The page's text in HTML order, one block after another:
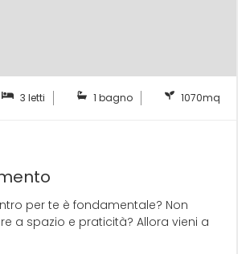
3 letti 1 bagno 1070mq
per te è fondamentale? Non
a spazio e praticità? Allora vieni a